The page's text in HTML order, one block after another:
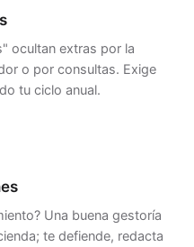
ocultan extras por la
o por consultas. Exige
tu ciclo anual.
Una buena gestoría
te defiende, redacta